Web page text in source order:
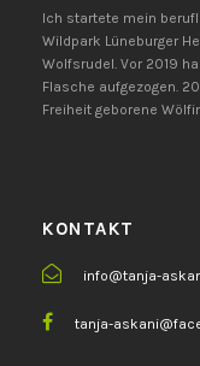
Ich startete mein
Wildpark Lüneburger
Wolfsrudel. Vor 2019
Flasche aufgezogen.
Freiheit geborene
KONTAKT
info@tanja-
tanja-